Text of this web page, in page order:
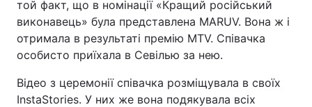
той факт, що в номінації «Кращий російський
виконавець» була представлена MARUV. Вона ж і
отримала в результаті премію MTV. Співачка
особисто приїхала в Севілью за нею.
Відео з церемонії співачка розміщувала в своїх
InstaStories. У них же вона подякувала всіх